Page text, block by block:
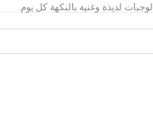
لوجبات لذيذة وغنية بالنكهة كل يوم.